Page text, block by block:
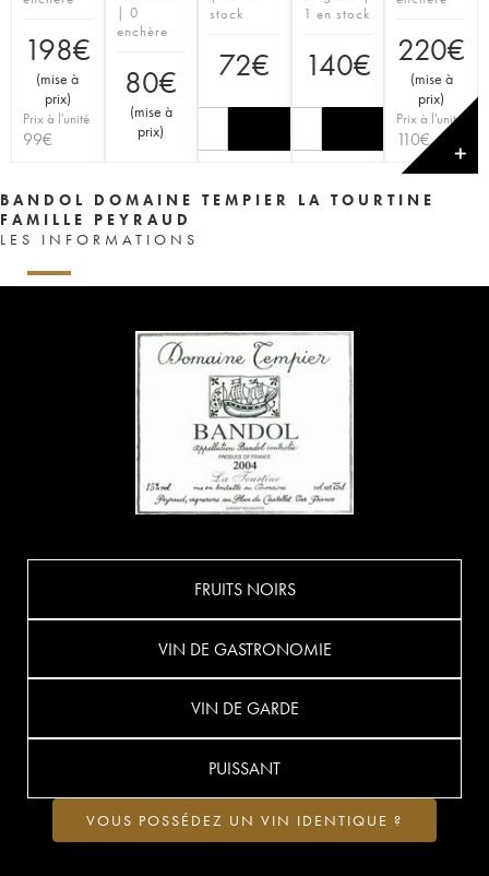
198€
(mise à
prix)
Prix à l'unité
99€
| 0
enchère
80€
(mise à
prix)
stock
72€
1 en stock
140€ 220€
(mise à
prix)
Prix à l'unité
110€
✕
BANDOL DOMAINE TEMPIER LA TOURTINE
FAMILLE PEYRAUD
LES INFORMATIONS
FRUITS NOIRS
VIN DE GASTRONOMIE
VIN DE GARDE
PUISSANT
VOUS POSSÉDEZ UN VIN IDENTIQUE ?